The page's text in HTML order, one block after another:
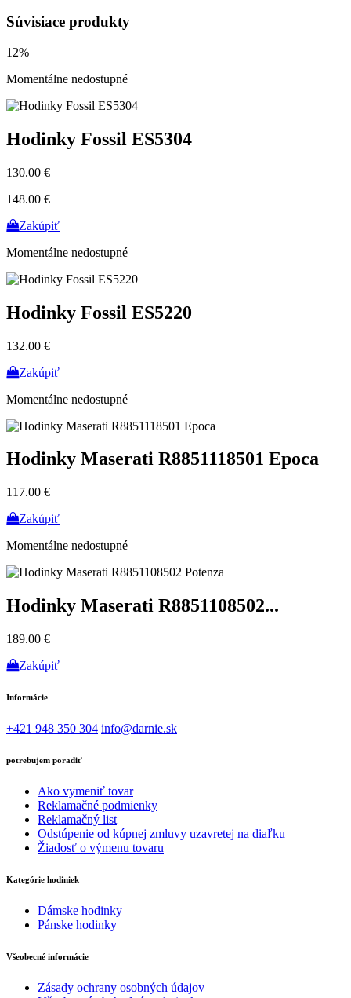
Súvisiace produkty
12%
Momentálne nedostupné
Hodinky Fossil ES5304
130.00 €
148.00 €
Zakúpiť
Momentálne nedostupné
Hodinky Fossil ES5220
132.00 €
Zakúpiť
Momentálne nedostupné
Hodinky Maserati R8851118501 Epoca
117.00 €
Zakúpiť
Momentálne nedostupné
Hodinky Maserati R8851108502...
189.00 €
Zakúpiť
Informácie
+421 948 350 304 info@darnie.sk
potrebujem poradiť
Ako vymeniť tovar
Reklamačné podmienky
Reklamačný list
Odstúpenie od kúpnej zmluvy uzavretej na diaľku
Žiadosť o výmenu tovaru
Kategórie hodiniek
Dámske hodinky
Pánske hodinky
Všeobecné informácie
Zásady ochrany osobných údajov